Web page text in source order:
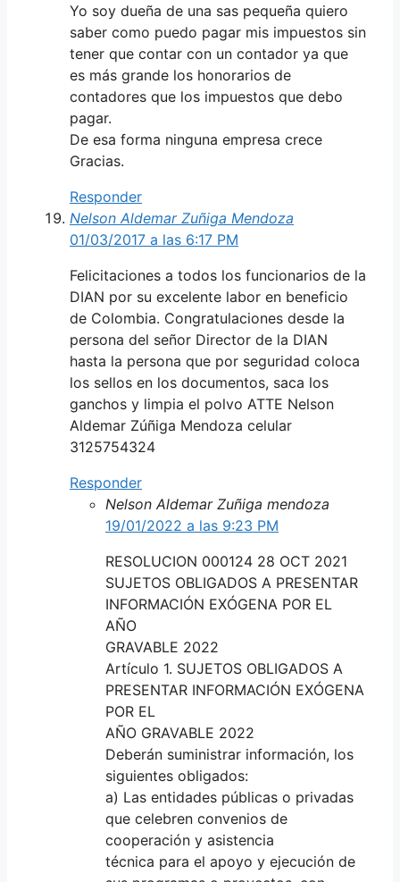
Yo soy dueña de una sas pequeña quiero
saber como puedo pagar mis impuestos sin
tener que contar con un contador ya que
es más grande los honorarios de
contadores que los impuestos que debo
pagar.
De esa forma ninguna empresa crece
Gracias.
Responder
Nelson Aldemar Zuñiga Mendoza
01/03/2017 a las 6:17 PM
Felicitaciones a todos los funcionarios de la
DIAN por su excelente labor en beneficio
de Colombia. Congratulaciones desde la
persona del señor Director de la DIAN
hasta la persona que por seguridad coloca
los sellos en los documentos, saca los
ganchos y limpia el polvo ATTE Nelson
Aldemar Zúñiga Mendoza celular
3125754324
Responder
Nelson Aldemar Zuñiga mendoza
19/01/2022 a las 9:23 PM
RESOLUCION 000124 28 OCT 2021
SUJETOS OBLIGADOS A PRESENTAR
INFORMACIÓN EXÓGENA POR EL
AÑO
GRAVABLE 2022
Artículo 1. SUJETOS OBLIGADOS A
PRESENTAR INFORMACIÓN EXÓGENA
POR EL
AÑO GRAVABLE 2022
Deberán suministrar información, los
siguientes obligados:
a) Las entidades públicas o privadas
que celebren convenios de
cooperación y asistencia
técnica para el apoyo y ejecución de